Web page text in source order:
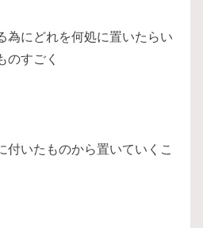
為にどれを何処に置いたらい
のすごく
付いたものから置いていくこ